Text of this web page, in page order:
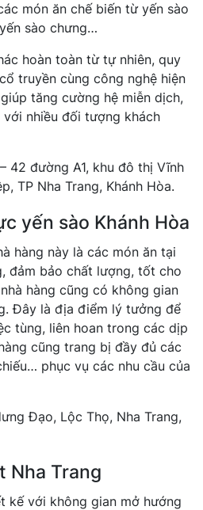
món ăn chế biến từ yến sào
sào chưng…
hoàn toàn từ tự nhiên, quy
truyền cùng công nghệ hiện
tăng cường hệ miễn dịch,
nhiều đối tượng khách
42 đường A1, khu đô thị Vĩnh
TP Nha Trang, Khánh Hòa.
yến sào Khánh Hòa
hàng này là các món ăn tại
đảm bảo chất lượng, tốt cho
hàng cũng có không gian
Đây là địa điểm lý tưởng để
tùng, liên hoan trong các dịp
cũng trang bị đầy đủ các
phục vụ các nhu cầu của
Đạo, Lộc Thọ, Nha Trang,
Nha Trang
kế với không gian mở hướng